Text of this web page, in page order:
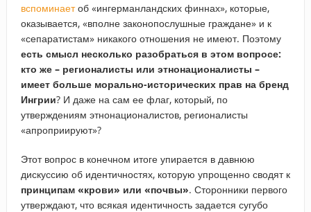
вспоминаетоб «ингерманландских финнах», которые,
оказывается, «вполне законопослушные граждане» и к
«сепаратистам» никакого отношения не имеют. Поэтому
есть смысл несколько разобраться в этом вопросе:
кто же – регионалисты или этнонационалисты –
имеет больше морально-исторических прав на бренд
Ингрии? И даже на сам ее флаг, который, по
утверждениям этнонационалистов, регионалисты
«апроприируют»?
Этот вопрос в конечном итоге упирается в давнюю
дискуссию об идентичностях, которую упрощенно сводят к
принципам «крови» или «почвы». Сторонники первого
утверждают, что всякая идентичность задается сугубо